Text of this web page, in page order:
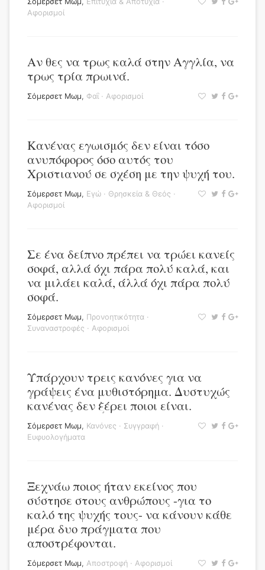
Αφορισμοί
Αν θες να τρως καλά στην Αγγλία, να
τρως τρία πρωινά.
Σόμερσετ Μωμ, Φαΐ· Αφορισμοί
Κανένας εγωισμός δεν είναι τόσο
ανυπόφορος όσο αυτός του
Χριστιανού σε σχέση με την ψυχή του.
Σόμερσετ Μωμ, Εγώ · Θρησκεία & Θεός ·
Αφορισμοί
Σε ένα δείπνο πρέπει να τρώει κανείς
σοφά, αλλά όχι πάρα πολύ καλά, και
να μιλάει καλά, άλλά όχι πάρα πολύ
σοφά.
Σόμερσετ Μωμ, Προνοητικότητα ·
Συναναστροφές · Αφορισμοί
Υπάρχουν τρεις κανόνες για να
γράψεις ένα μυθιστόρημα. Δυστυχώς
κανένας δεν ξέρει ποιοι είναι.
Σόμερσετ Μωμ, Κανόνες · Συγγραφή ·
Ευφυολογήματα
Ξεχνάω ποιος ήταν εκείνος που
σύστησε στους ανθρώπους -για το
καλό της ψυχής τους- να κάνουν κάθε
μέρα δυο πράγματα που
αποστρέφονται.
Σόμερσετ Μωμ, Αποστροφή · Αφορισμοί